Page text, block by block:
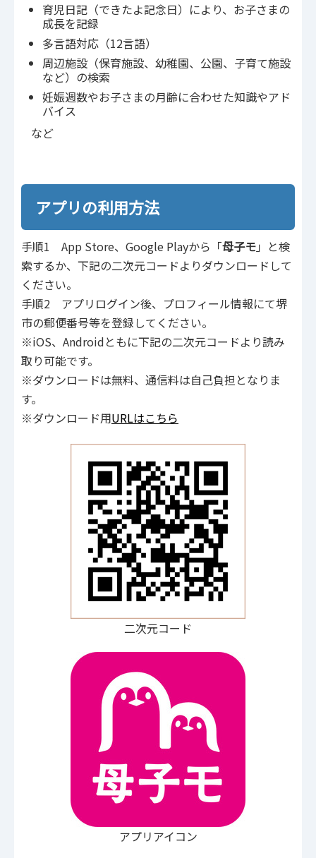
育児日記（できたよ記念日）により、お子さまの
成長を記録
多言語対応（12言語）
周辺施設（保育施設、幼稚園、公園、子育て施設
など）の検索
妊娠週数やお子さまの月齢に合わせた知識やアド
バイス
など
アプリの利用方法
手順1 App Store、Google Playから「母子モ」と検
索するか、下記の二次元コードよりダウンロードして
ください。
手順2 アプリログイン後、プロフィール情報にて堺
市の郵便番号等を登録してください。
※iOS、Androidともに下記の二次元コードより読み
取り可能です。
※ダウンロードは無料、通信料は自己負担となりま
す。
※ダウンロード用URLはこちら
二次元コード
アプリアイコン